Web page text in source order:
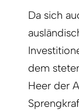
Da sich
dem
Heer der